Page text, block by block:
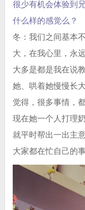
很少有机会体验到
什么样的感觉么？
冬：我们之间基本
大，在我心里，永
大多是都是我在说
她、哄着她慢慢长
觉得，很多事情，
现在她一个人打理
就平时帮出一出主
大家都在忙自己的